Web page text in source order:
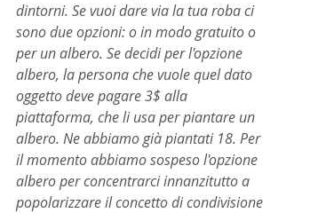
dintorni. Se vuoi dare via la tua roba ci
sono due opzioni: o in modo gratuito o
per un albero. Se decidi per l'opzione
albero, la persona che vuole quel dato
oggetto deve pagare 3$ alla
piattaforma, che li usa per piantare un
albero. Ne abbiamo già piantati 18. Per
il momento abbiamo sospeso l'opzione
albero per concentrarci innanzitutto a
popolarizzare il concetto di condivisione